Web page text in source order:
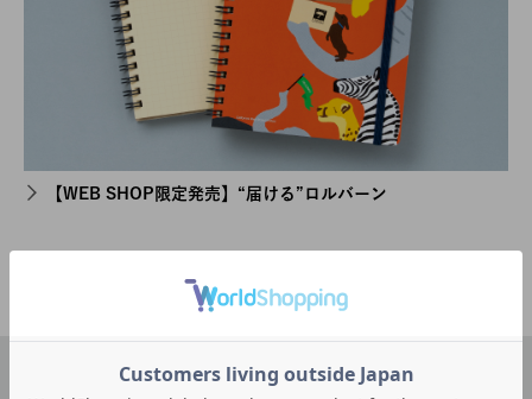
【WEB SHOP限定発売】“届ける”ロルバーン